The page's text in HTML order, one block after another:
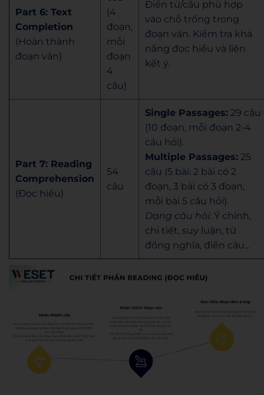
Part 6: Text
Completion
(Hoàn thành
đoạn văn)
(4
đoạn,
mỗi
đoạn
4
câu)
Điền từ/câu phù hợp
vào chỗ trống trong
đoạn văn. Kiểm tra khả
năng đọc hiểu và liên
kết ý.
Part 7: Reading
Comprehension
(Đọc hiểu)
54
câu
Single Passages: 29 câu
(10 đoạn, mỗi đoạn 2-4
câu hỏi).
Multiple Passages: 25
câu (5 bài: 2 bài có 2
đoạn, 3 bài có 3 đoạn,
mỗi bài 5 câu hỏi).
Dạng câu hỏi: Ý chính,
chi tiết, suy luận, từ
đồng nghĩa, điền câu…